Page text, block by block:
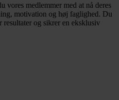
vores medlemmer med at nå deres
motivation og høj faglighed. Du
resultater og sikrer en eksklusiv